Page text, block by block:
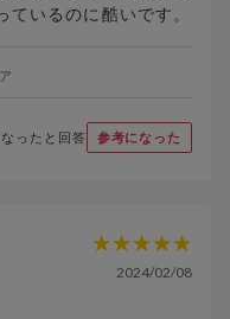
いるのに酷いです。
ったと回答 参考になった
2024/02/08